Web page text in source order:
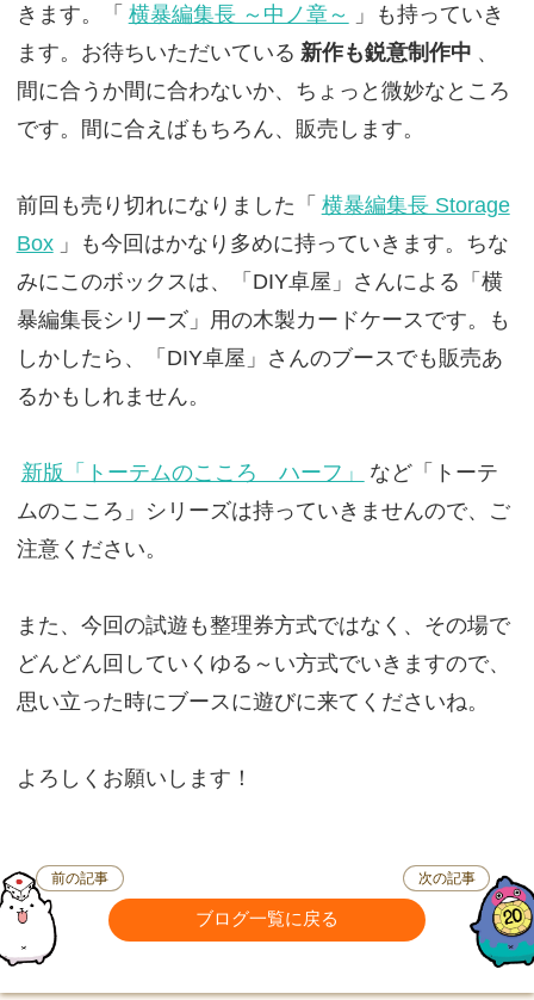
きます。「 横暴編集長 ～中ノ章～
」も持っていき
ます。お待ちいただいている 新作も鋭意制作中 、
間に合うか間に合わないか、ちょっと微妙なところ
です。間に合えばもちろん、販売します。
前回も売り切れになりました「 横暴編集長 Storage
Box 」も今回はかなり多めに持っていきます。ちな
みにこのボックスは、「DIY卓屋」さんによる「横
暴編集長シリーズ」用の木製カードケースです。も
しかしたら、「DIY卓屋」さんのブースでも販売あ
るかもしれません。
新版「トーテムのこころ ハーフ」
など「トーテ
ムのこころ」シリーズは持っていきませんので、ご
注意ください。
また、今回の試遊も整理券方式ではなく、その場で
どんどん回していくゆる～い方式でいきますので、
思い立った時にブースに遊びに来てくださいね。
よろしくお願いします！
前の記事
ブログ一覧に戻る
次の記事